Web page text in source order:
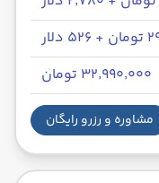
۳۲٬۹۹۰٬۰۰۰ تومان
مشاوره و رزرو رایگان